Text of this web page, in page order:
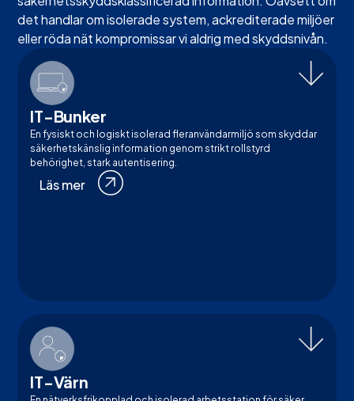
det handlar om isolerade system, ackrediterade miljöer
eller röda nät kompromissar vi aldrig med skyddsnivån.
IT-Bunker
En fysiskt och logiskt isolerad fleranvändarmiljö som skyddar
säkerhetskänslig information genom strikt rollstyrd
behörighet, stark autentisering.
Läs mer
IT-Värn